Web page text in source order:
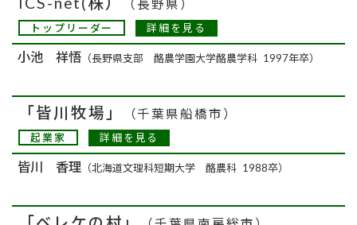
（長野県）
トップリーダー 詳細を見る
小池 祥悟（長野県支部 酪農学園大学酪農学科 1997年卒）
「皆川牧場」 （千葉県船橋市）
起業家 詳細を見る
皆川 香理（北海道文理科短期大学 酪農科 1988卒）